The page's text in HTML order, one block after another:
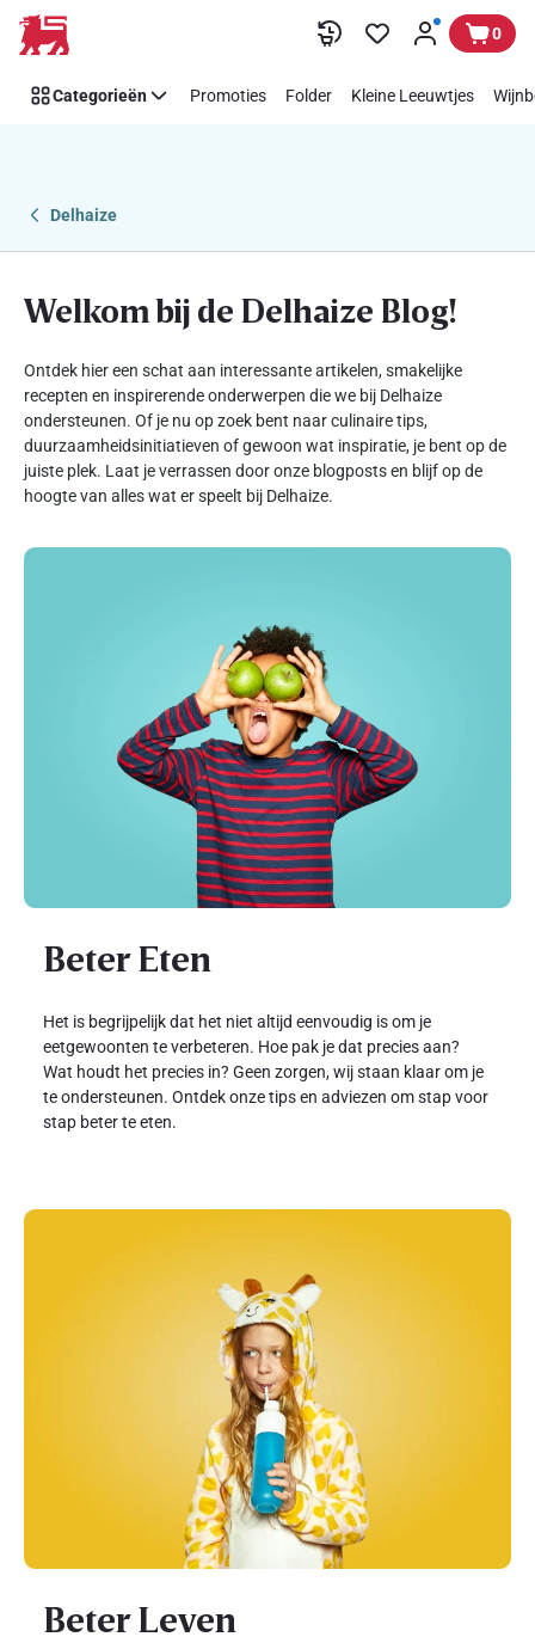
Overslaan
Blog
0
Categorieën Promoties Folder Kleine Leeuwtjes
Delhaize
Welkom bij de Delhaize Blog!
Ontdek hier een schat aan interessante artikelen, smakelijke
recepten en inspirerende onderwerpen die we bij Delhaize
ondersteunen. Of je nu op zoek bent naar culinaire tips,
duurzaamheidsinitiatieven of gewoon wat inspiratie, je bent op de
juiste plek. Laat je verrassen door onze blogposts en blijf op de
hoogte van alles wat er speelt bij Delhaize.
Beter Eten
Het is begrijpelijk dat het niet altijd eenvoudig is om je
eetgewoonten te verbeteren. Hoe pak je dat precies aan?
Wat houdt het precies in? Geen zorgen, wij staan klaar om je
te ondersteunen. Ontdek onze tips en adviezen om stap voor
stap beter te eten.
Beter Leven